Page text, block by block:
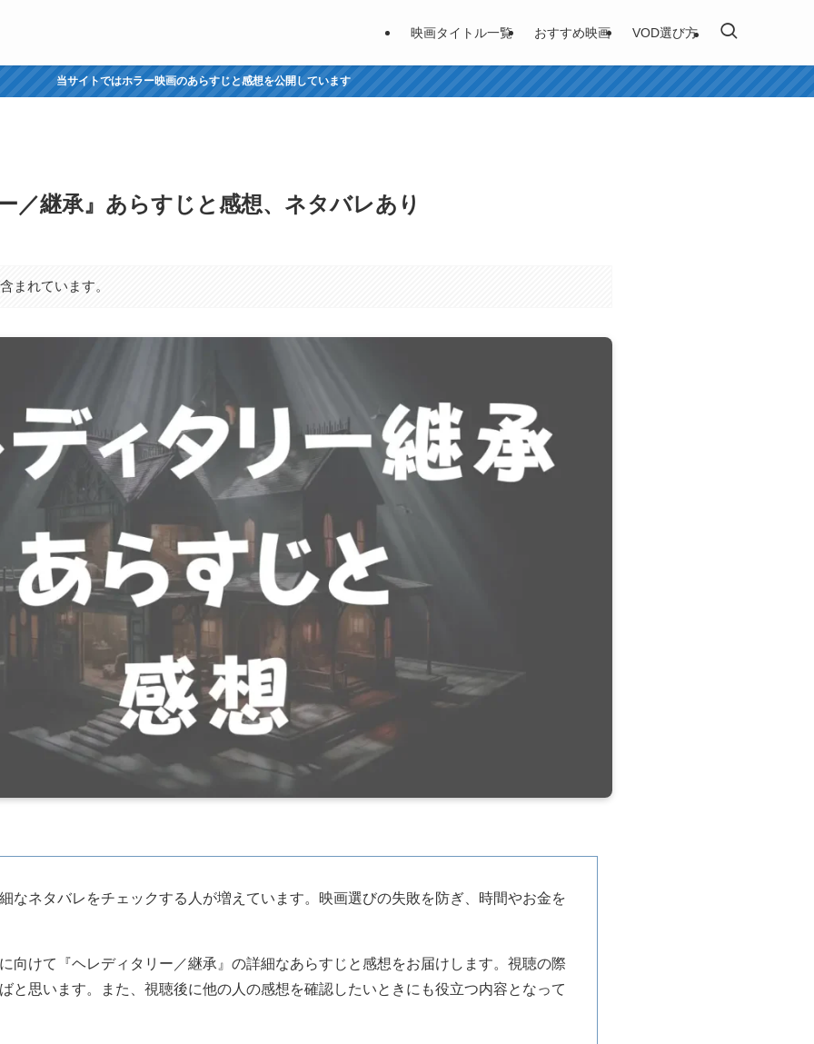
映画タイトル一覧 おすすめ映画 VOD選び方
当サイトではホラー映画のあらすじと感想を公開しています
／継承』あらすじと感想、ネタバレあり
まれています。
なネタバレをチェックする人が増えています。映画選びの失敗を防ぎ、時間やお金を
向けて『ヘレディタリー／継承』の詳細なあらすじと感想をお届けします。視聴の際
と思います。また、視聴後に他の人の感想を確認したいときにも役立つ内容となって